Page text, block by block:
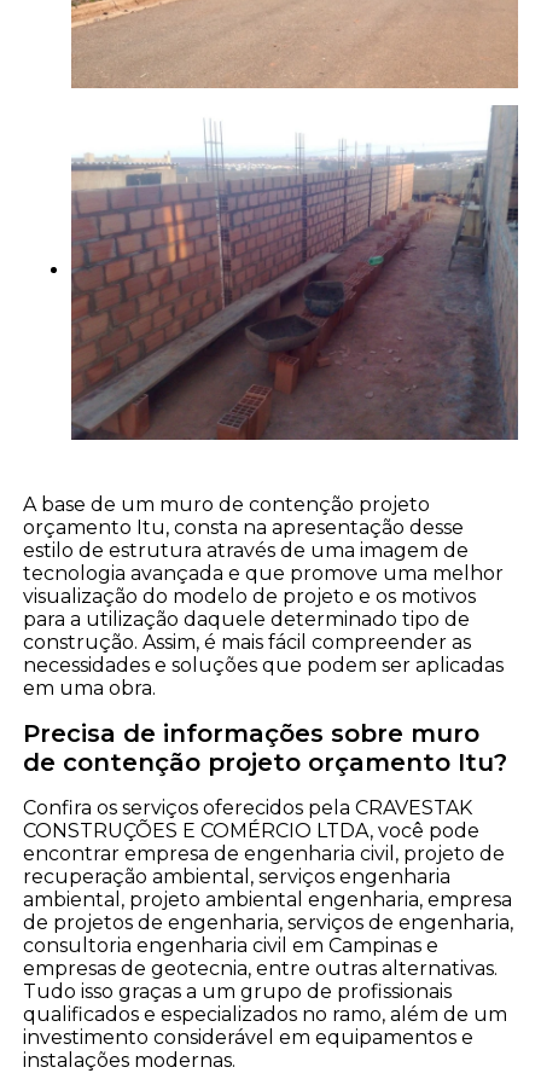
A base de um muro de contenção projeto
orçamento Itu, consta na apresentação desse
estilo de estrutura através de uma imagem de
tecnologia avançada e que promove uma melhor
visualização do modelo de projeto e os motivos
para a utilização daquele determinado tipo de
construção. Assim, é mais fácil compreender as
necessidades e soluções que podem ser aplicadas
em uma obra.
Precisa de informações sobre muro
de contenção projeto orçamento Itu?
Confira os serviços oferecidos pela CRAVESTAK
CONSTRUÇÕES E COMÉRCIO LTDA, você pode
encontrar empresa de engenharia civil, projeto de
recuperação ambiental, serviços engenharia
ambiental, projeto ambiental engenharia, empresa
de projetos de engenharia, serviços de engenharia,
consultoria engenharia civil em Campinas e
empresas de geotecnia, entre outras alternativas.
Tudo isso graças a um grupo de profissionais
qualificados e especializados no ramo, além de um
investimento considerável em equipamentos e
instalações modernas.